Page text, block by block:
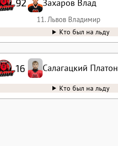
16 Салагацкий Платон
Кто был на льду
92 Захаров Влад
11. Львов Владимир
Кто был на льду